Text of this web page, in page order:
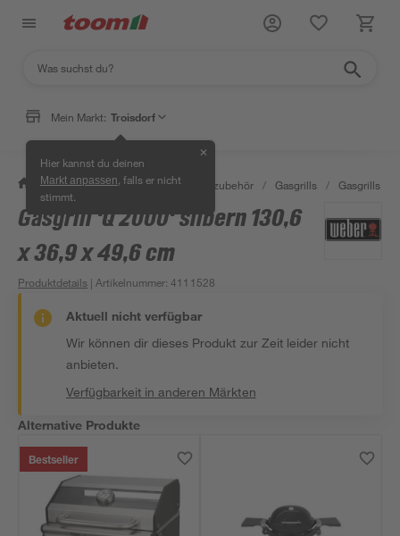
Mein Markt: Troisdorf
Hier kannst du deinen
Markt anpassen , falls er nicht
stimmt.
✕
/ Garten & Freizeit / Grills & Grillzubehör / Gasgrills / Gasgrills
Gasgrill 'Q 2000' silbern 130,6
x 36,9 x 49,6 cm
Produktdetails | Artikelnummer:4111528
Aktuell nicht verfügbar
Wir können dir dieses Produkt zur Zeit leider nicht
anbieten.
Verfügbarkeit in anderen Märkten
Alternative Produkte
Bestseller